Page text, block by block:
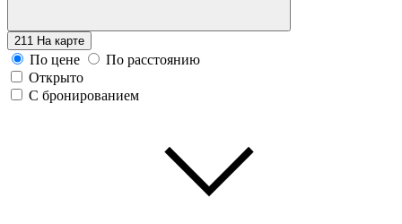
211 На карте
По цене
По расстоянию
Открыто
С бронированием